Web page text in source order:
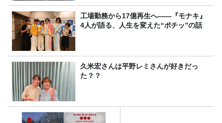
工場勤務から17億再生へ——『モナキ』
4人が語る、人生を変えた“ポチッ”の話
久米宏さんは平野レミさんが好きだっ
た？？